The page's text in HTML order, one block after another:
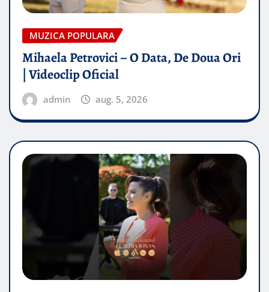
MUZICA POPULARA
Mihaela Petrovici – O Data, De Doua Ori
| Videoclip Oficial
admin aug. 5, 2026